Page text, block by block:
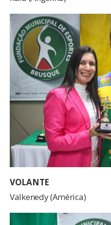
VOLANTE
Valkenedy (América)